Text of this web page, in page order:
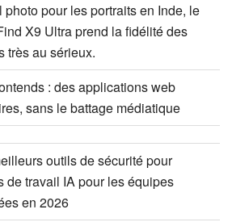
photo pour les portraits en Inde, le
X9 Ultra prend la fidélité des
très au sérieux.
: des applications web
sans le battage médiatique
outils de sécurité pour
de travail IA pour les équipes
en 2026